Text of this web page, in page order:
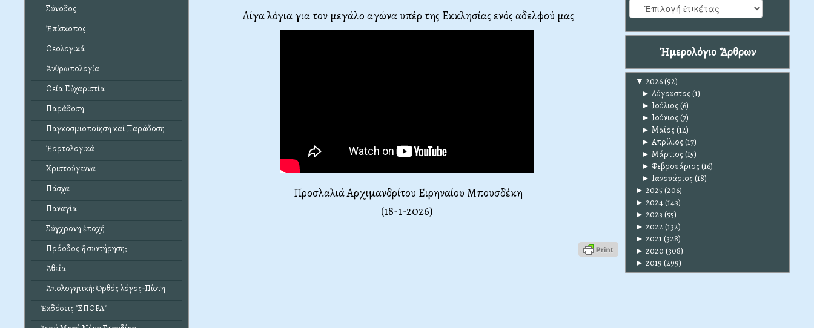
Σύνοδος
Ἐπίσκοπος
Θεολογικά
Ἀνθρωπολογία
Θεία Εὐχαριστία
Παράδοση
Παγκοσμιοποίηση καί Παράδοση
Ἑορτολογικά
Χριστούγεννα
Πάσχα
Παναγία
Σύγχρονη ἐποχή
Πρόοδος ἤ συντήρηση;
Ἀθεΐα
Ἀπολογητική: Ὀρθός λόγος-Πίστη
Ἐκδόσεις "ΣΠΟΡΑ"
Λίγα λόγια για τον μεγάλο αγώνα υπέρ της Εκκλησίας ενός αδελφού μας
Προσλαλιά Αρχιμανδρίτου Ειρηναίου Μπουσδέκη
(18-1-2026)
Ἡμερολόγιο Ἄρθρων
▼ 2026(92)
► Αύγουστος (1)
► Ιούλιος (6)
► Ιούνιος (7)
► Μαϊος (12)
► Απρίλιος (17)
► Μάρτιος (15)
► Φεβρουάριος (16)
► Ιανουάριος (18)
► 2025 (206)
► 2024(143)
► 2023 (55)
► 2022(132)
► 2021(328)
► 2020 (308)
► 2019 (299)